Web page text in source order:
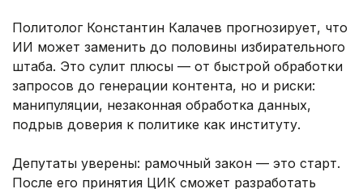
Политолог Константин Калачев прогнозирует, что
ИИ может заменить до половины избирательного
штаба. Это сулит плюсы — от быстрой обработки
запросов до генерации контента, но и риски:
манипуляции, незаконная обработка данных,
подрыв доверия к политике как институту.
Депутаты уверены: рамочный закон — это старт.
После его принятия ЦИК сможет разработать